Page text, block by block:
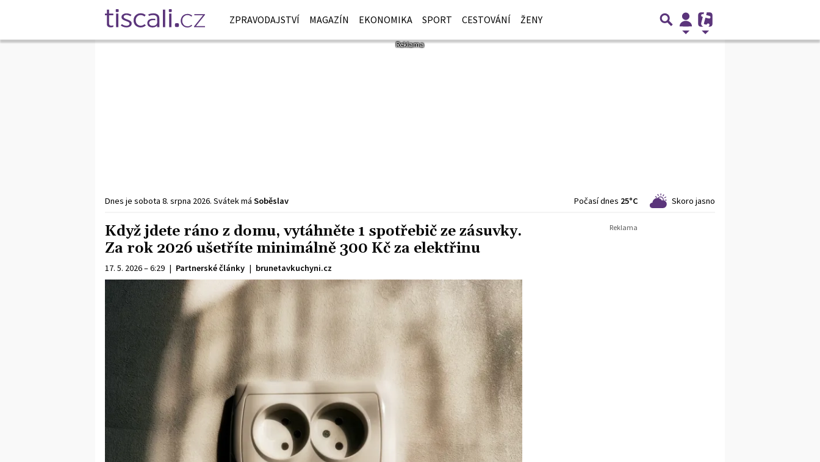
ZPRAVODAJSTVÍ MAGAZÍN EKONOMIKA SPORT CESTOVÁNÍ ŽENY
Dnes je sobota 8. srpna 2026. Svátek má Soběslav Počasí dnes 25°C Skoro jasno
Když jdete ráno z domu, vytáhněte 1 spotřebič ze zásuvky.
Za rok 2026 ušetříte minimálně 300 Kč za elektřinu
17. 5. 2026 – 6:29 | Partnerské články | brunetavkuchyni.cz